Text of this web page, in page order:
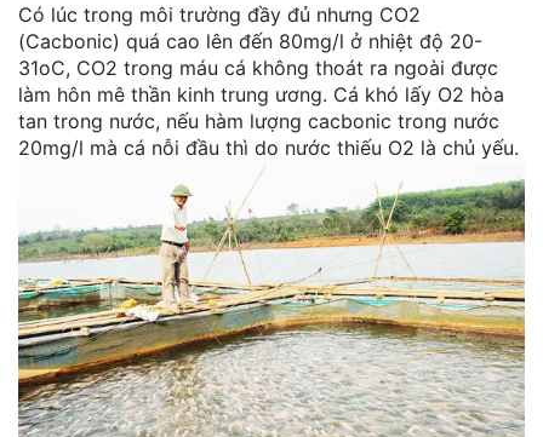
Có lúc trong môi trường đầy đủ nhưng CO2
(Cacbonic) quá cao lên đến 80mg/l ở nhiệt độ 20-
31oC, CO2 trong máu cá không thoát ra ngoài được
làm hôn mê thần kinh trung ương. Cá khó lấy O2 hòa
tan trong nước, nếu hàm lượng cacbonic trong nước
20mg/l mà cá nỗi đầu thì do nước thiếu O2 là chủ yếu.